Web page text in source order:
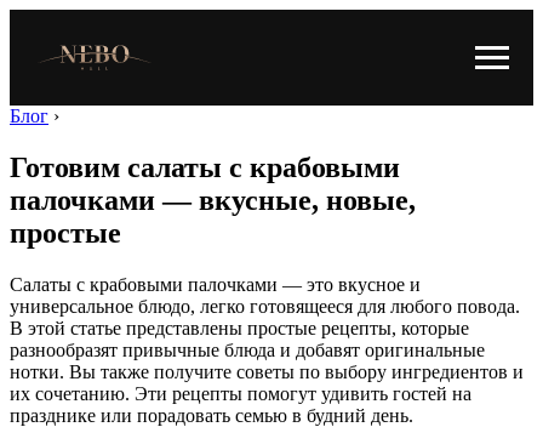
Блог ›
Готовим салаты с крабовыми
палочками — вкусные, новые,
простые
Салаты с крабовыми палочками — это вкусное и
универсальное блюдо, легко готовящееся для любого повода.
В этой статье представлены простые рецепты, которые
разнообразят привычные блюда и добавят оригинальные
нотки. Вы также получите советы по выбору ингредиентов и
их сочетанию. Эти рецепты помогут удивить гостей на
празднике или порадовать семью в будний день.